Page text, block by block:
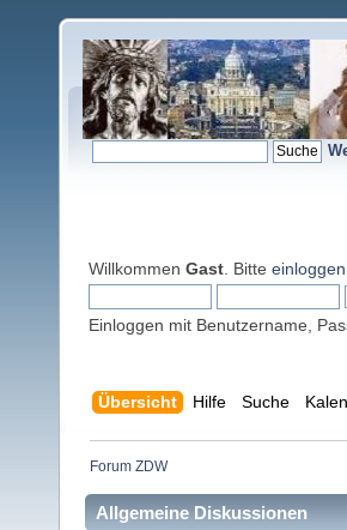
Willkommen Gast . Bitte einloggen
Einloggen mit Benutzername,
Übersicht Hilfe Suche
Forum ZDW
Allgemeine Diskussionen